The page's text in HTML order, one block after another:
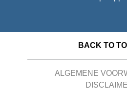
BACK TO
ALGEMENE